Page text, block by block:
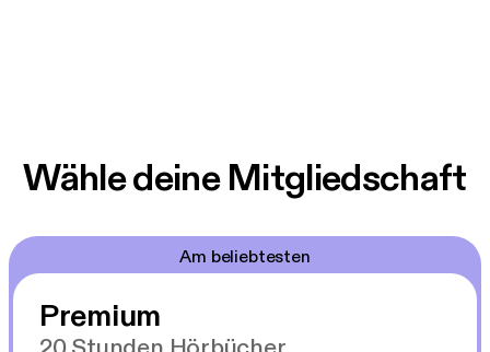
Wähle deine Mitgliedschaft
Am beliebtesten
Premium